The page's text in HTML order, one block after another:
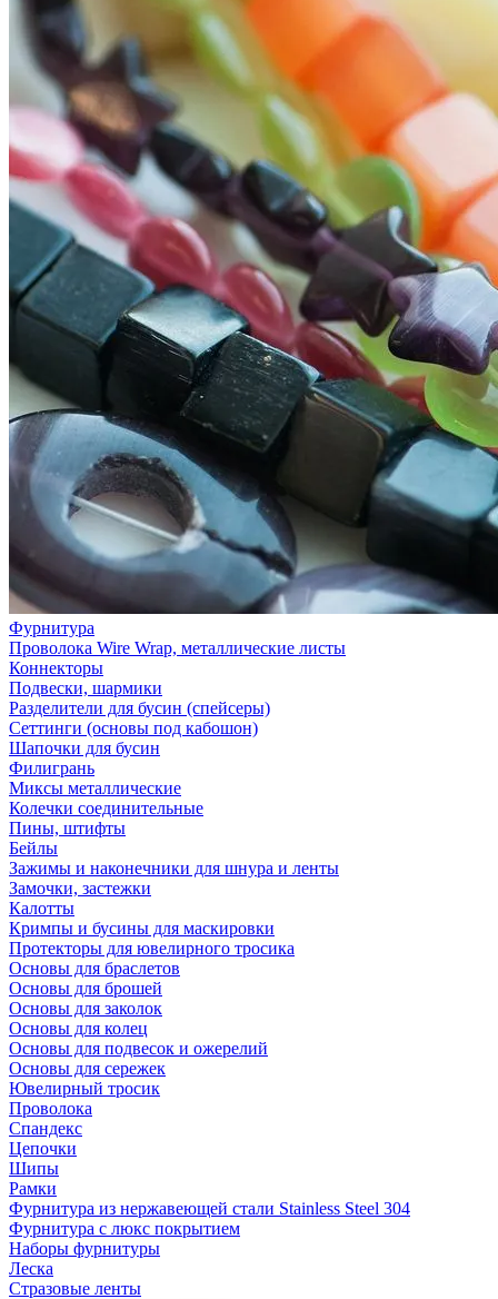
Фурнитура
Проволока Wire Wrap, металлические листы
Коннекторы
Подвески, шармики
Разделители для бусин (спейсеры)
Сеттинги (основы под кабошон)
Шапочки для бусин
Филигрань
Миксы металлические
Колечки соединительные
Пины, штифты
Бейлы
Зажимы и наконечники для шнура и ленты
Замочки, застежки
Калотты
Кримпы и бусины для маскировки
Протекторы для ювелирного тросика
Основы для браслетов
Основы для брошей
Основы для заколок
Основы для колец
Основы для подвесок и ожерелий
Основы для сережек
Ювелирный тросик
Проволока
Спандекс
Цепочки
Шипы
Рамки
Фурнитура из нержавеющей стали Stainless Steel 304
Фурнитура с люкс покрытием
Наборы фурнитуры
Леска
Стразовые ленты